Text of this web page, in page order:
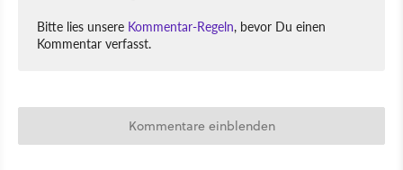
Bitte lies unsere Kommentar-Regeln, bevor Du einen
Kommentar verfasst.
Kommentare einblenden